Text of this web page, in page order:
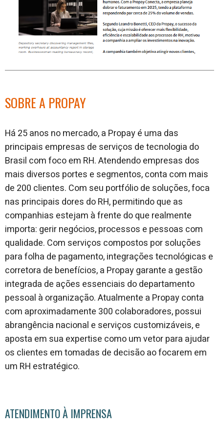
SOBRE A PROPAY
Há 25 anos no mercado, a Propay é uma das
principais empresas de serviços de tecnologia do
Brasil com foco em RH. Atendendo empresas dos
mais diversos portes e segmentos, conta com mais
de 200 clientes. Com seu portfólio de soluções, foca
nas principais dores do RH, permitindo que as
companhias estejam à frente do que realmente
importa: gerir negócios, processos e pessoas com
qualidade. Com serviços compostos por soluções
para folha de pagamento, integrações tecnológicas e
corretora de benefícios, a Propay garante a gestão
integrada de ações essenciais do departamento
pessoal à organização. Atualmente a Propay conta
com aproximadamente 300 colaboradores, possui
abrangência nacional e serviços customizáveis, e
aposta em sua expertise como um vetor para ajudar
os clientes em tomadas de decisão ao focarem em
um RH estratégico.
ATENDIMENTO À IMPRENSA